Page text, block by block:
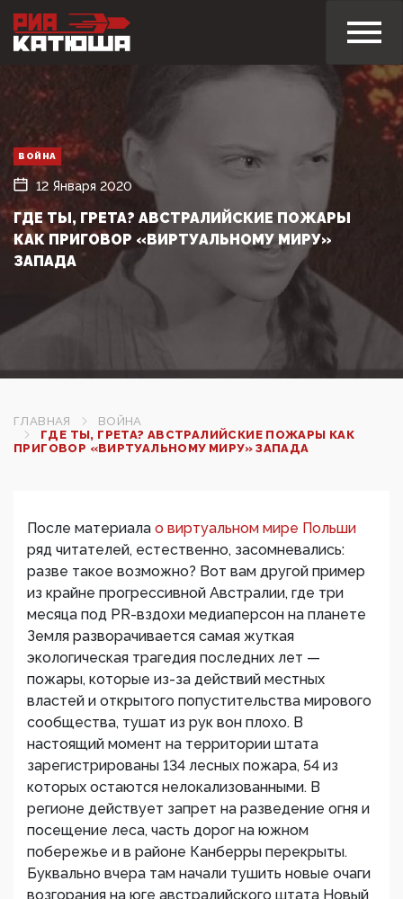
ВОЙНА
12 Января 2020
ГДЕ ТЫ, ГРЕТА? АВСТРАЛИЙСКИЕ ПОЖАРЫ
КАК ПРИГОВОР «ВИРТУАЛЬНОМУ МИРУ»
ЗАПАДА
ГЛАВНАЯ
ВОЙНА
ГДЕ ТЫ, ГРЕТА? АВСТРАЛИЙСКИЕ ПОЖАРЫ КАК
ПРИГОВОР «ВИРТУАЛЬНОМУ МИРУ» ЗАПАДА
После материала о виртуальном мире Польши
ряд читателей, естественно, засомневались:
разве такое возможно? Вот вам другой пример
из крайне прогрессивной Австралии, где три
месяца под PR-вздохи медиаперсон на планете
Земля разворачивается самая жуткая
экологическая трагедия последних лет —
пожары, которые из-за действий местных
властей и открытого попустительства мирового
сообщества, тушат из рук вон плохо. В
настоящий момент на территории штата
зарегистрированы 134 лесных пожара, 54 из
которых остаются нелокализованными. В
регионе действует запрет на разведение огня и
посещение леса, часть дорог на южном
побережье и в районе Канберры перекрыты.
Буквально вчера там начали тушить новые очаги
возгорания на юге австралийского штата Новый